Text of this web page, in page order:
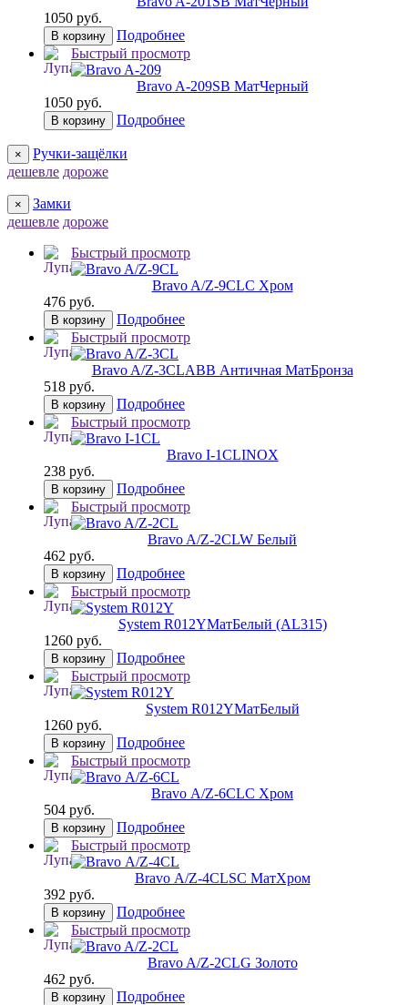
1050 руб.
В корзину
Подробнее
Быстрый просмотр
Bravo A-209SB МатЧерный
1050 руб.
В корзину Подробнее
×
Ручки-защёлки
дешевле дороже
×
Замки
дешевле дороже
Быстрый просмотр
Bravo A/Z-9CLC Хром
476 руб.
В корзину
Подробнее
Быстрый просмотр
Bravo A/Z-3CLABB Античная МатБронза
518 руб.
В корзину
Подробнее
Быстрый просмотр
Bravo I-1CLINOX
238 руб.
В корзину
Подробнее
Быстрый просмотр
Bravo A/Z-2CLW Белый
462 руб.
В корзину
Подробнее
Быстрый просмотр
System R012YМатБелый (AL315)
1260 руб.
В корзину
Подробнее
Быстрый просмотр
System R012YМатБелый
1260 руб.
В корзину
Подробнее
Быстрый просмотр
Bravo А/Z-6CLC Хром
504 руб.
В корзину
Подробнее
Быстрый просмотр
Bravo А/Z-4CLSC МатХром
392 руб.
В корзину
Подробнее
Быстрый просмотр
Bravo A/Z-2CLG Золото
462 руб.
В корзину
Подробнее